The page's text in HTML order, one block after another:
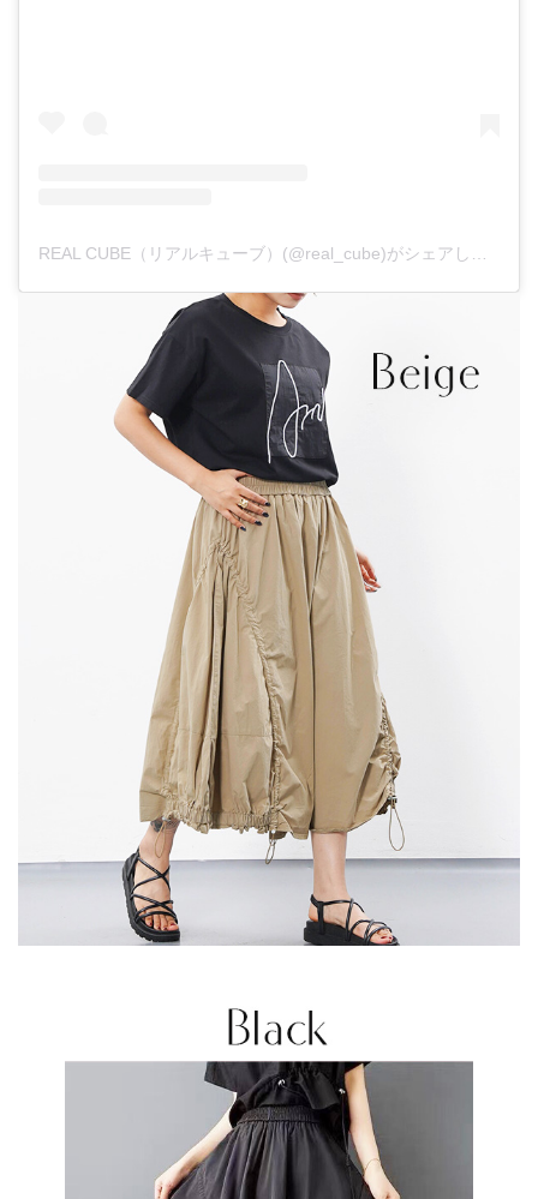
REAL CUBE（リアルキューブ）(@real_cube)がシェアした投稿